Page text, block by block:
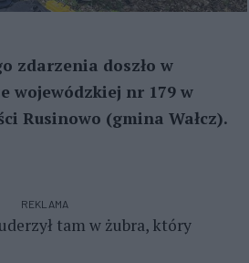
zdarzenia doszło w
wojewódzkiej nr 179 w
Rusinowo (gmina Wałcz).
REKLAMA
tam w żubra, który